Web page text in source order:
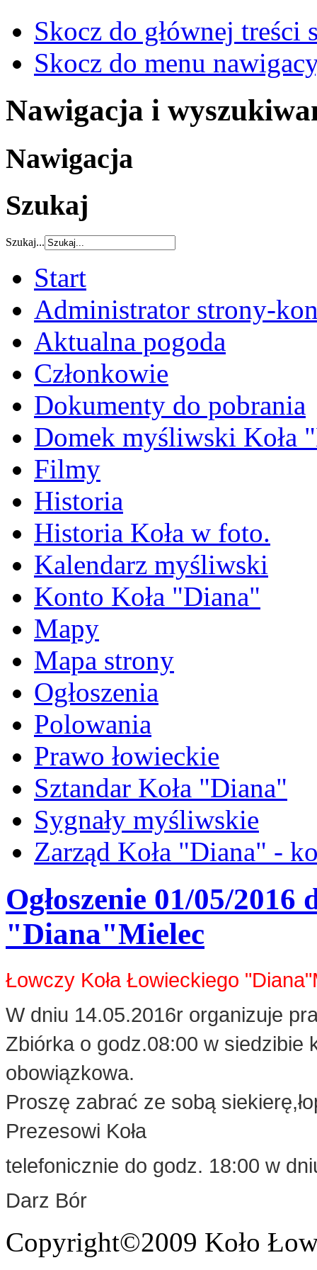
Skocz do głównej treści
Skocz do menu
Nawigacja i
Nawigacja
Szukaj
Szukaj...
Start
Administrator strony-
Aktualna pogoda
Członkowie
Dokumenty do pobrania
Domek myśliwski Koła
Filmy
Historia
Historia Koła w foto.
Kalendarz myśliwski
Konto Koła "Diana"
Mapy
Mapa strony
Ogłoszenia
Polowania
Prawo łowieckie
Sztandar Koła "Diana"
Sygnały myśliwskie
Zarząd Koła "Diana" -
Ogłoszenie 01/05/
"Diana"Mielec
Łowczy Koła Łowieckiego
W dniu 14.05.2016r organizuje
Zbiórka o godz.08:00 w siedzibie
obowiązkowa.
Proszę zabrać ze sobą
Prezesowi Koła
telefonicznie do godz. 18:00 w
Darz Bór
Copyright©2009 Koło